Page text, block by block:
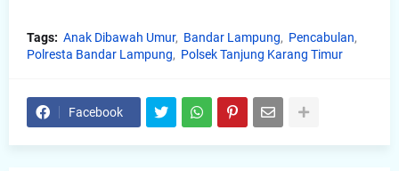
Tags: Anak Dibawah Umur Bandar Lampung
Pencabulan
Polresta Bandar Lampung
Polsek Tanjung Karang Timur
Facebook